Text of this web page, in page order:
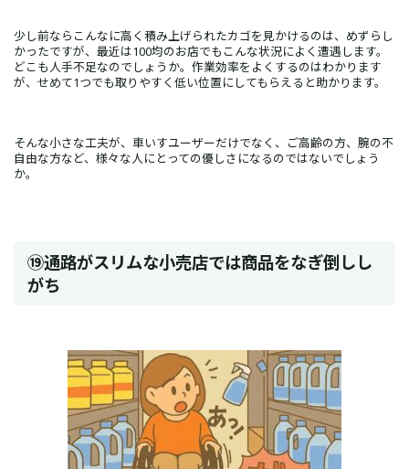
少し前ならこんなに高く積み上げられたカゴを見かけるのは、めずらし
かったですが、最近は100均のお店でもこんな状況によく遭遇します。
どこも人手不足なのでしょうか。作業効率をよくするのはわかります
が、せめて1つでも取りやすく低い位置にしてもらえると助かります。
そんな小さな工夫が、車いすユーザーだけでなく、ご高齢の方、腕の不
自由な方など、様々な人にとっての優しさになるのではないでしょう
か。
⑲通路がスリムな小売店では商品をなぎ倒しし
がち